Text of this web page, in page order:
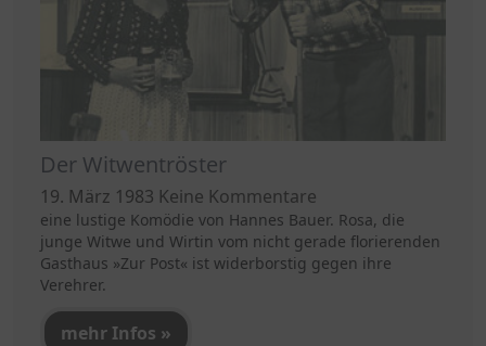
Der Witwentröster
19. März 1983 Keine Kommentare
eine lustige Komödie von Hannes Bauer. Rosa, die
junge Witwe und Wirtin vom nicht gerade florierenden
Gasthaus »Zur Post« ist widerborstig gegen ihre
Verehrer.
mehr Infos »